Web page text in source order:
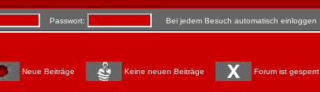
Passwort: Bei jedem Besuch automatisch einloggen
Neue Beiträge Keine neuen Beiträge Forum ist gesperrt